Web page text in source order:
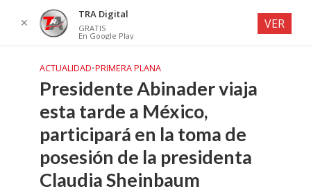
ACTUALIDAD•PRIMERA PLANA
Presidente Abinader viaja
esta tarde a México,
participará en la toma de
posesión de la presidenta
Claudia Sheinbaum
✕
TRA Digital
GRATIS
En Google Play
VER